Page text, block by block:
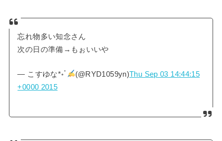
忘れ物多い知念さん
次の日の準備→もぉいいや
— こすゆな*॰ॱ (@RYD1059yn)Thu Sep 03 14:44:15
+0000 2015